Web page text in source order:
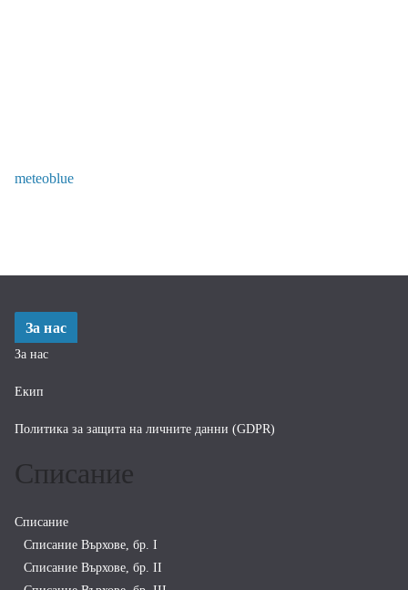
meteoblue
За нас
За нас
Екип
Политика за защита на личните данни (GDPR)
Списание
Списание
Списание Върхове, бр. I
Списание Върхове, бр. II